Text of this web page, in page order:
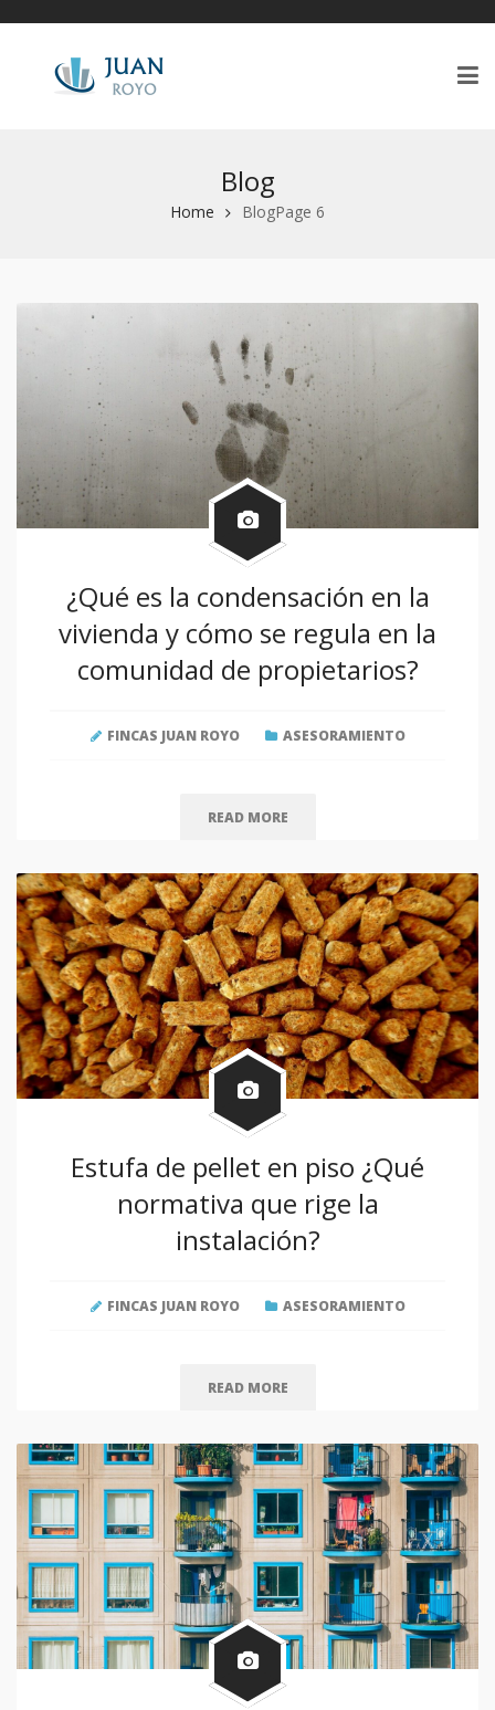
Blog
Home BlogPage 6
¿Qué es la condensación en la
vivienda y cómo se regula en la
comunidad de propietarios?
FINCAS JUAN ROYO ASESORAMIENTO
READ MORE
Estufa de pellet en piso ¿Qué
normativa que rige la
instalación?
FINCAS JUAN ROYO ASESORAMIENTO
READ MORE